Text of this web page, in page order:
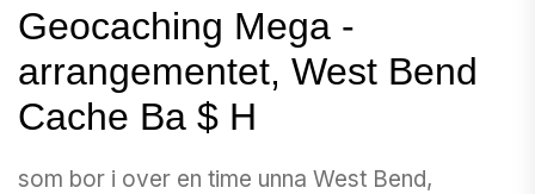
Geocaching Mega -
arrangementet, West Bend
Cache Ba $ H
som bor i over en time unna West Bend,